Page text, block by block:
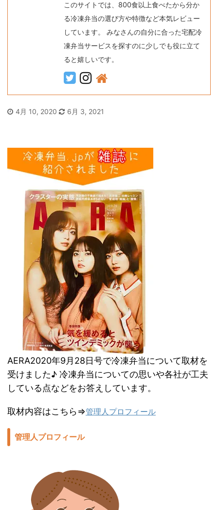
このサイトでは、800食以上食べたから分か
る冷凍弁当の選び方や特徴など本気レビュー
しています。 みなさんの自分に合った宅配冷
凍弁当サービスを探すのに少しでも役に立て
ると嬉しいです。
4月 10, 2020 6月 3, 2021
AERA2020年9月28日号で冷凍弁当について取材を
受けました♪ 冷凍弁当についての思いや各社が工夫
している点などをお答えしています。
取材内容はこちら⇒管理人プロフィール
管理人プロフィール